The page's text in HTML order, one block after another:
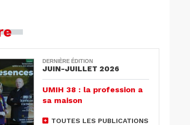
DERNIÈRE ÉDITION
JUIN-JUILLET 2026
UMIH 38 : la profession a
sa maison
TOUTES LES PUBLICATIONS